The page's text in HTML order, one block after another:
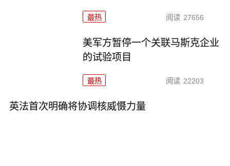
最热 阅读 27656
美军方暂停一个关联马斯克企业
的试验项目
最热 阅读 22203
英法首次明确将协调核威慑力量